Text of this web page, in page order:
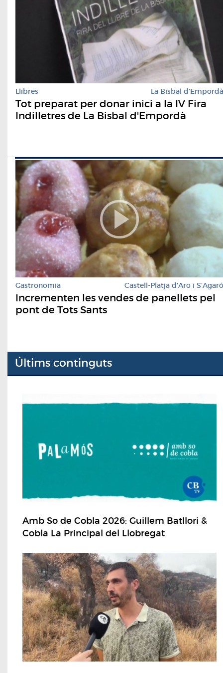
Llibres La Bisbal d'Empordà
Tot preparat per donar inici a la IV Fira
Indilletres de La Bisbal d'Empordà
Gastronomia Castell-Platja d'Aro i S'Agaró
Incrementen les vendes de panellets pel
pont de Tots Sants
Últims continguts
Amb So de Cobla 2026: Guillem Batllori &
Cobla La Principal del Llobregat